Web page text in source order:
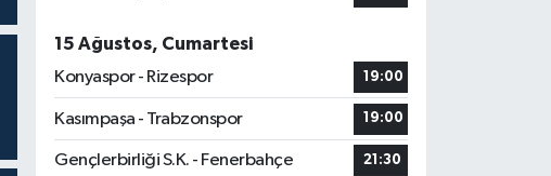
15 Ağustos, Cumartesi
Konyaspor - Rizespor
19:00
Kasımpaşa - Trabzonspor 19:00
Gençlerbirliği S.K. - Fenerbahçe 21:30